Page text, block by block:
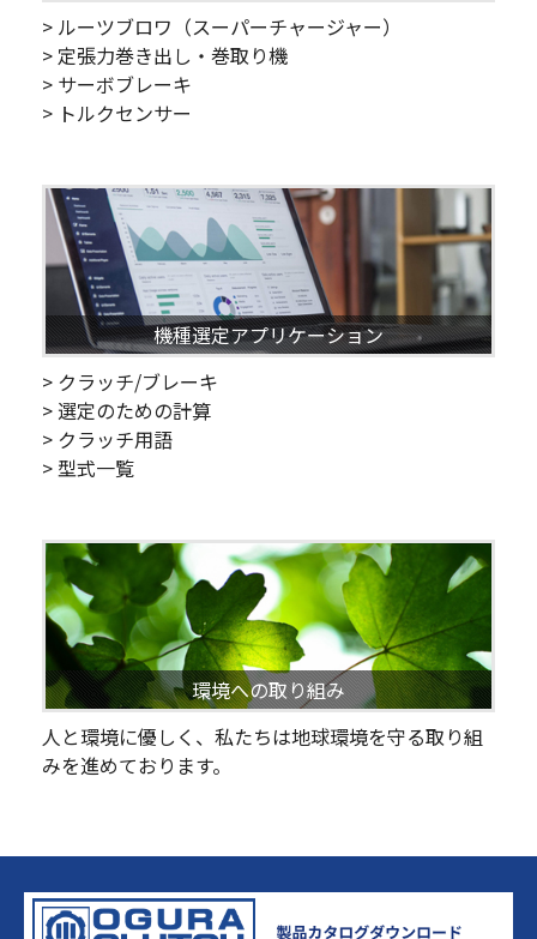
> ルーツブロワ（スーパーチャージャー）
> 定張力巻き出し・巻取り機
> サーボブレーキ
> トルクセンサー
機種選定アプリケーション
> クラッチ/ブレーキ
> 選定のための計算
> クラッチ用語
> 型式一覧
環境への取り組み
人と環境に優しく、私たちは地球環境を守る取り組
みを進めております。